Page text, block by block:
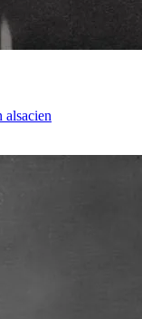
alsacien